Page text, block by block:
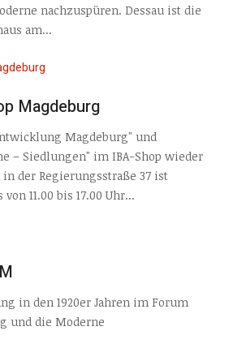
nachzuspüren. Dessau ist die
am...
Magdeburg
Magdeburg" und
– Siedlungen" im IBA-Shop wieder
der Regierungsstraße 37 ist
11.00 bis 17.00 Uhr...
in den 1920er Jahren im Forum
und die Moderne